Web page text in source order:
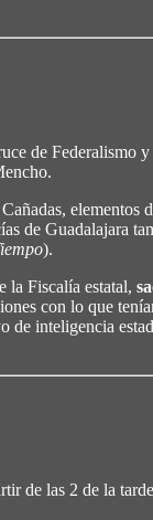
de Federalismo
elementos
de Guadalajara
).
la Fiscalía estatal,
con lo que
de inteligencia
de las 2 de la